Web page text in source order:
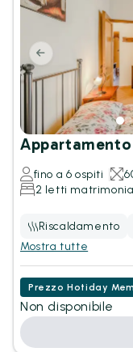
fino a 6 ospiti
2 letti
Riscaldamento
Mostra tutte
Prezzo Hotiday
Non disponibile